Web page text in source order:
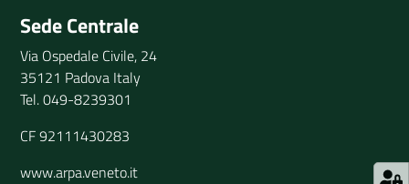
Sede Centrale
Via Ospedale Civile, 24
35121 Padova Italy
Tel. 049-8239301
CF 92111430283
www.arpa.veneto.it